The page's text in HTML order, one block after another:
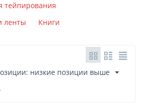
тейпирования
ленты
Книги
низкие позиции выше